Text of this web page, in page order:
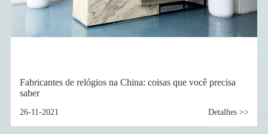
coisas que você precisa
O que você pode esperar de